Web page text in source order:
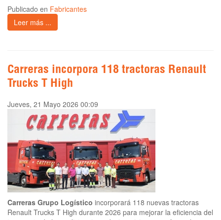
Publicado en Fabricantes
Leer más ...
Carreras incorpora 118 tractoras Renault
Trucks T High
Jueves, 21 Mayo 2026 00:09
Carreras Grupo Logístico incorporará 118 nuevas tractoras
Renault Trucks T High durante 2026 para mejorar la eficiencia del